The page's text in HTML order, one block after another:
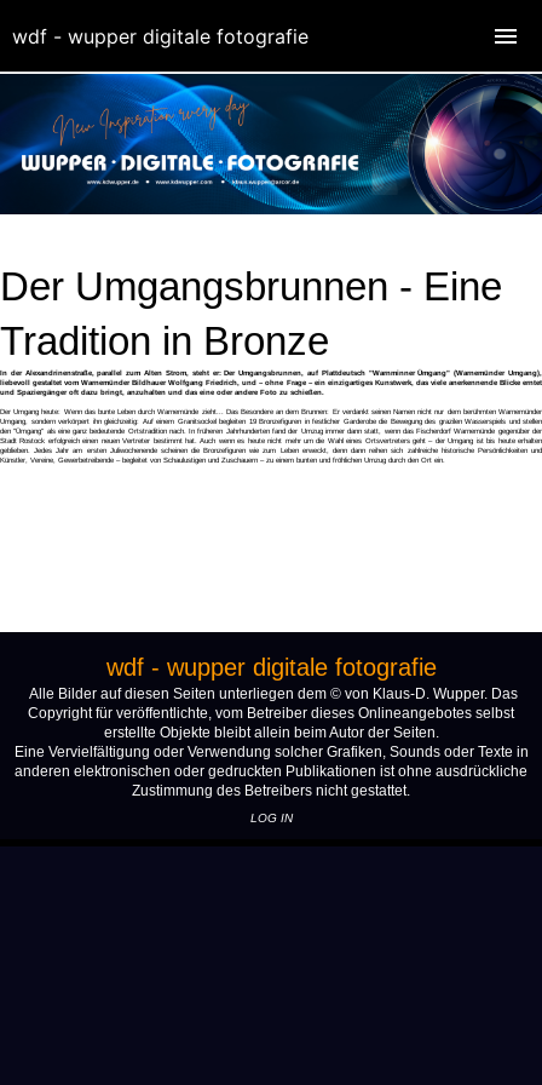
Der Umgangsbrunnen - Eine
Tradition in Bronze
In der Alexandrinenstraße, parallel zum Alten Strom, steht er: Der Umgangsbrunnen, auf Plattdeutsch "Warnminner Ümgang" (Warnemünder Umgang),
liebevoll gestaltet vom Warnemünder Bildhauer Wolfgang Friedrich, und – ohne Frage – ein einzigartiges Kunstwerk, das viele anerkennende Blicke erntet
und Spaziergänger oft dazu bringt, anzuhalten und das eine oder andere Foto zu schießen.
Der Umgang heute: Wenn das bunte Leben durch Warnemünde zieht... Das Besondere an dem Brunnen: Er verdankt seinen Namen nicht nur dem berühmten Warnemünder
Umgang, sondern verkörpert ihn gleichzeitig: Auf einem Granitsockel begleiten 19 Bronzefiguren in festlicher Garderobe die Bewegung des grazilen Wasserspiels und stellen
den "Ümgang" als eine ganz bedeutende Ortstradition nach. In früheren Jahrhunderten fand der Umzug immer dann statt, wenn das Fischerdorf Warnemünde gegenüber der
Stadt Rostock erfolgreich einen neuen Vertreter bestimmt hat. Auch wenn es heute nicht mehr um die Wahl eines Ortsvertreters geht – der Umgang ist bis heute erhalten
geblieben. Jedes Jahr am ersten Juliwochenende scheinen die Bronzefiguren wie zum Leben erweckt, denn dann reihen sich zahlreiche historische Persönlichkeiten und
Künstler, Vereine, Gewerbetreibende – begleitet von Schaulustigen und Zuschauern – zu einem bunten und fröhlichen Umzug durch den Ort ein.
wdf - wupper digitale fotografie
Alle Bilder auf diesen Seiten unterliegen dem © von Klaus-D. Wupper. Das
Copyright für veröffentlichte, vom Betreiber dieses Onlineangebotes selbst
erstellte Objekte bleibt allein beim Autor der Seiten.
Eine Vervielfältigung oder Verwendung solcher Grafiken, Sounds oder Texte in
anderen elektronischen oder gedruckten Publikationen ist ohne ausdrückliche
Zustimmung des Betreibers nicht gestattet.
LOG IN
wdf - wupper digitale fotografie